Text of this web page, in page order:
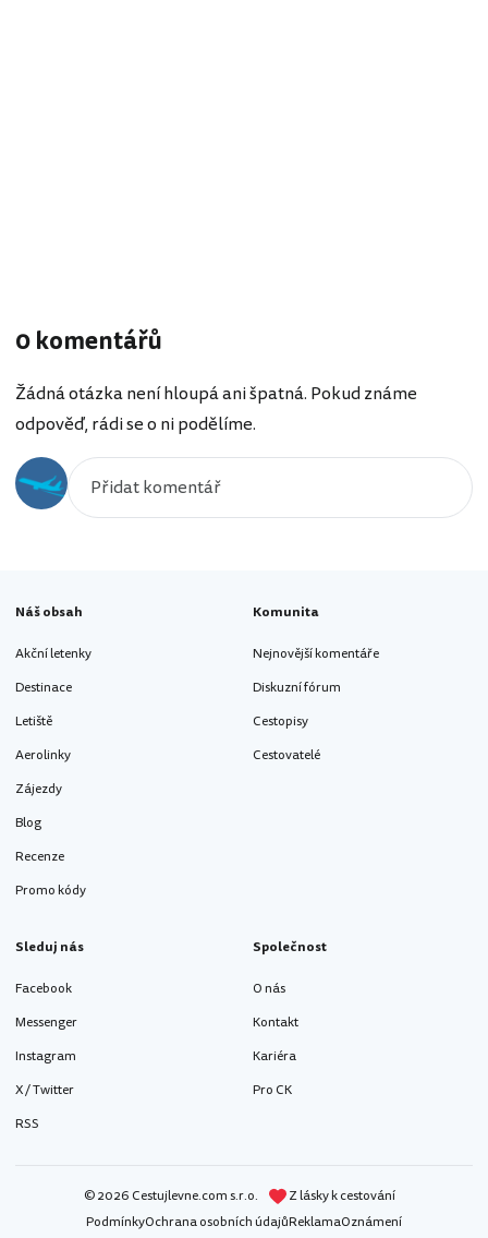
0 komentářů
Žádná otázka není hloupá ani špatná. Pokud známe
odpověď, rádi se o ni podělíme.
Náš obsah
Akční letenky
Destinace
Letiště
Aerolinky
Zájezdy
Blog
Recenze
Promo kódy
Komunita
Nejnovější komentáře
Diskuzní fórum
Cestopisy
Cestovatelé
Sleduj nás
Facebook
Messenger
Instagram
X / Twitter
RSS
Společnost
O nás
Kontakt
Kariéra
Pro CK
© 2026 Cestujlevne.com s.r.o.
Z lásky k cestování
PodmínkyOchrana osobních údajůReklamaOznámení